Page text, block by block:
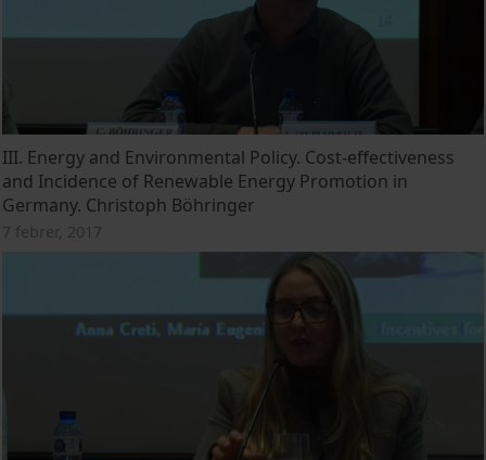
III. Energy and Environmental Policy. Cost-effectiveness
and Incidence of Renewable Energy Promotion in
Germany. Christoph Böhringer
7 febrer, 2017